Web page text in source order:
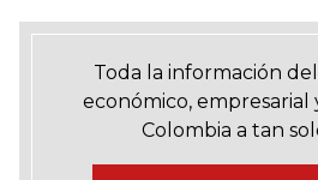
Toda la información
económico, empresarial
Colombia a tan